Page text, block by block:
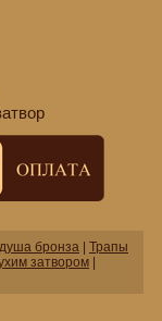
бронза
Трапы
затвором